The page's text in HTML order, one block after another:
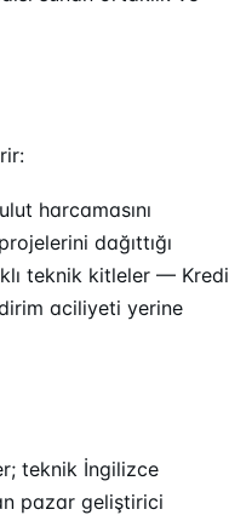
harcamasını
dağıttığı
teknik kitleler — Kredi
aciliyeti yerine
teknik İngilizce
pazar geliştirici